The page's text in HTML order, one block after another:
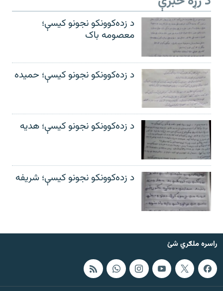
د زده‌کوونکو نجونو کیسې؛
معصومه باک
د زده‌کوونکو نجونو کیسې؛ حمیده
د زده‌کوونکو نجونو کیسې؛ هدیه
د زده‌کوونکو نجونو کیسې؛ شریفه
راسره ملګري شئ